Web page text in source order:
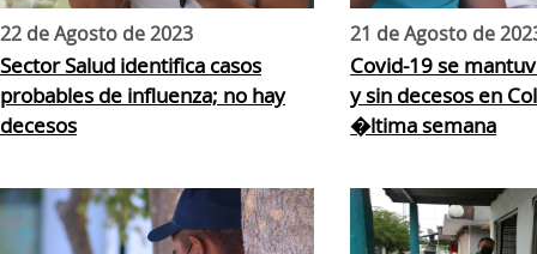
22 de Agosto de 2023
Sector Salud identifica casos
probables de influenza; no hay
decesos
21 de Agosto de
Covid-19 se
y sin decesos en
�ltima semana